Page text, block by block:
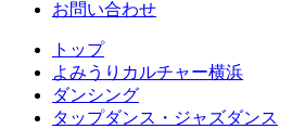
お問い合わせ
トップ
よみうりカルチャー横浜
ダンシング
タップダンス・ジャズダンス